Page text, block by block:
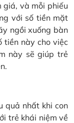
giá, và mỗi phiếu
với số tiền mặt
ngồi xuống bàn
tiền này cho việc
này sẽ giúp trẻ
quả nhất khi con
trẻ khái niệm về